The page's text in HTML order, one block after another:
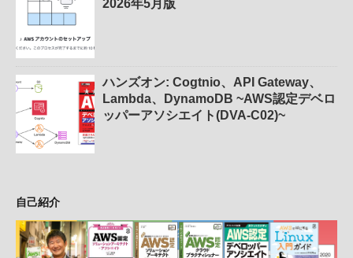
2026年5月版
ハンズオン: Cogtnio、API Gateway、
Lambda、DynamoDB ~AWS認定デベロ
ッパーアソシエイト(DVA-C02)~
自己紹介